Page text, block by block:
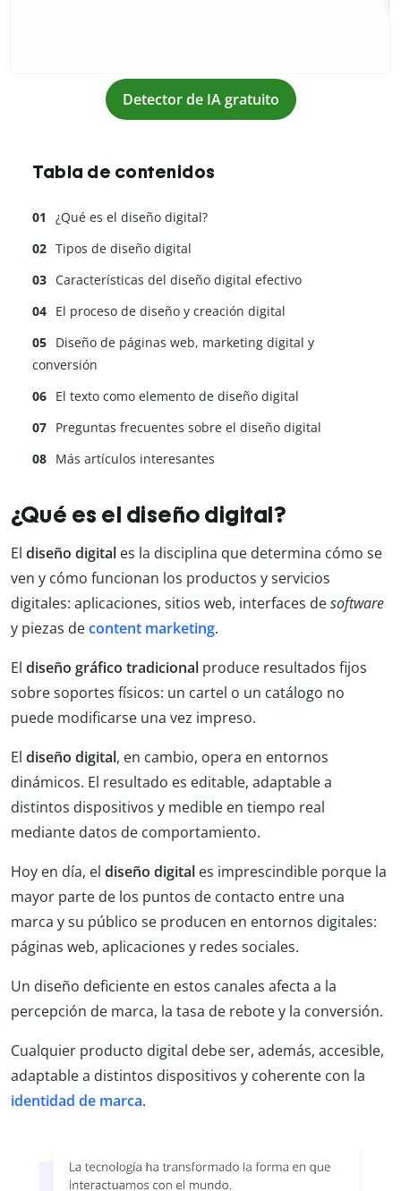
Detector de IA gratuito
Tabla de contenidos
¿Qué es el diseño digital?
Tipos de diseño digital
Características del diseño digital efectivo
El proceso de diseño y creación digital
Diseño de páginas web, marketing digital y
conversión
El texto como elemento de diseño digital
Preguntas frecuentes sobre el diseño digital
Más artículos interesantes
¿Qué es el diseño digital?
El diseño digital es la disciplina que determina cómo se
ven y cómo funcionan los productos y servicios
digitales: aplicaciones, sitios web, interfaces desoftware
y piezas decontent marketing.
El diseño gráfico tradicional produce resultados fijos
sobre soportes físicos: un cartel o un catálogo no
puede modificarse una vez impreso.
El diseño digital, en cambio, opera en entornos
dinámicos. El resultado es editable, adaptable a
distintos dispositivos y medible en tiempo real
mediante datos de comportamiento.
Hoy en día, el diseño digital es imprescindible porque la
mayor parte de los puntos de contacto entre una
marca y su público se producen en entornos digitales:
páginas web, aplicaciones y redes sociales.
Un diseño deficiente en estos canales afecta a la
percepción de marca, la tasa de rebote y la conversión.
Cualquier producto digital debe ser, además, accesible,
adaptable a distintos dispositivos y coherente con la
identidad de marca.